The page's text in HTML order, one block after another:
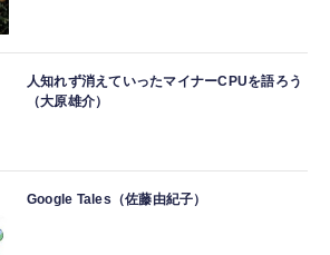
人知れず消えていったマイナーCPUを語ろう
（大原雄介）
Google Tales（佐藤由紀子）